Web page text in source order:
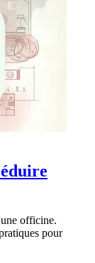
officine.
pour